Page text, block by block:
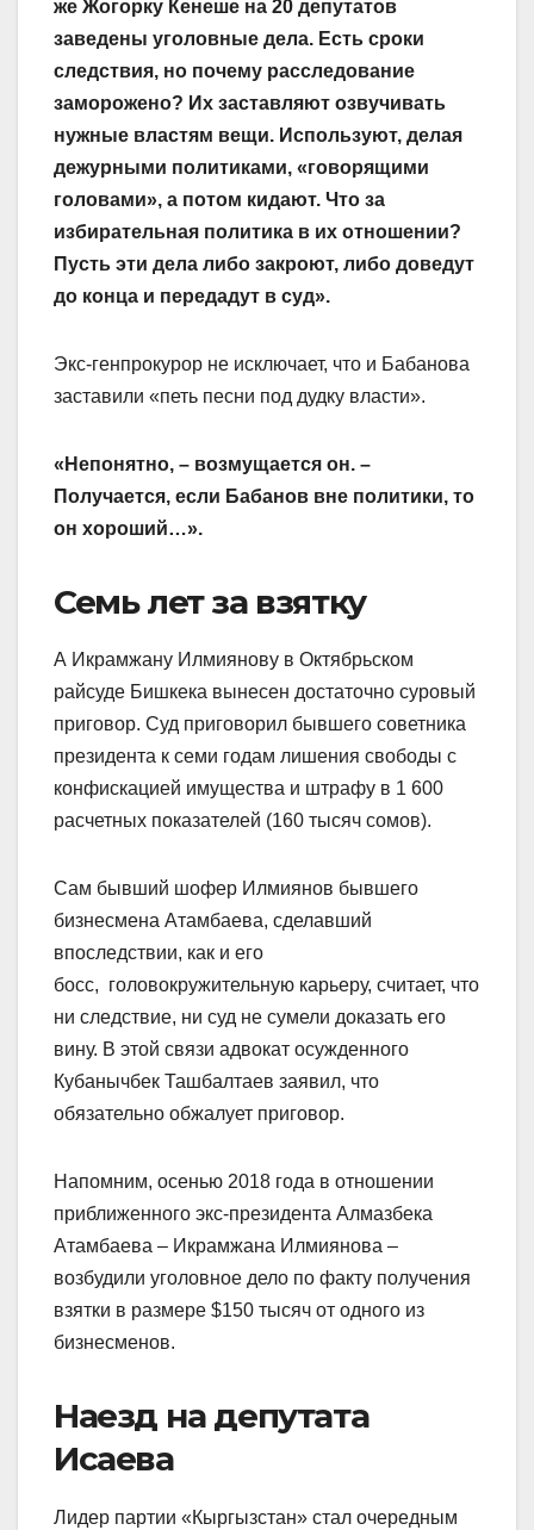
же Жогорку Кенеше на 20 депутатов
заведены уголовные дела. Есть сроки
следствия, но почему расследование
заморожено? Их заставляют озвучивать
нужные властям вещи. Используют, делая
дежурными политиками, «говорящими
головами», а потом кидают. Что за
избирательная политика в их отношении?
Пусть эти дела либо закроют, либо доведут
до конца и передадут в суд».
Экс-генпрокурор не исключает, что и Бабанова
заставили «петь песни под дудку власти».
«Непонятно, – возмущается он. –
Получается, если Бабанов вне политики, то
он хороший…».
Семь лет за взятку
А Икрамжану Илмиянову в Октябрьском
райсуде Бишкека вынесен достаточно суровый
приговор. Суд приговорил бывшего советника
президента к семи годам лишения свободы с
конфискацией имущества и штрафу в 1 600
расчетных показателей (160 тысяч сомов).
Сам бывший шофер Илмиянов бывшего
бизнесмена Атамбаева, сделавший
впоследствии, как и его
босс, головокружительную карьеру, считает, что
ни следствие, ни суд не сумели доказать его
вину. В этой связи адвокат осужденного
Кубанычбек Ташбалтаев заявил, что
обязательно обжалует приговор.
Напомним, осенью 2018 года в отношении
приближенного экс-президента Алмазбека
Атамбаева – Икрамжана Илмиянова –
возбудили уголовное дело по факту получения
взятки в размере $150 тысяч от одного из
бизнесменов.
Наезд на депутата
Исаева
Лидер партии «Кыргызстан» стал очередным